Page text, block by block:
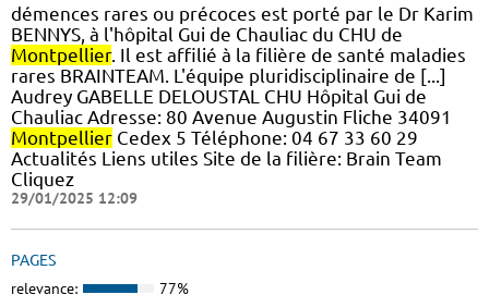
démences rares ou précoces est porté par le Dr Karim
BENNYS, à l'hôpital Gui de Chauliac du CHU de
Montpellier. Il est affilié à la filière de santé maladies
rares BRAINTEAM. L'équipe pluridisciplinaire de [...]
Audrey GABELLE DELOUSTAL CHU Hôpital Gui de
Chauliac Adresse: 80 Avenue Augustin Fliche 34091
Montpellier Cedex 5 Téléphone: 04 67 33 60 29
Actualités Liens utiles Site de la filière: Brain Team
Cliquez
29/01/2025 12:09
PAGES
relevance: 77%